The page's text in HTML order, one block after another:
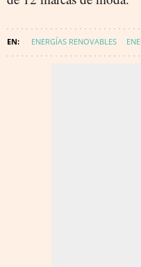
ENERGÍAS RENOVABLES